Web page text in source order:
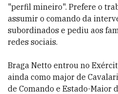
"perfil mineiro". Prefere o
assumir o comando da
subordinados e pediu aos
redes sociais.
Braga Netto entrou no
ainda como major de
de Comando e Estado-Maior